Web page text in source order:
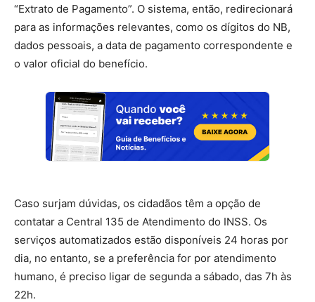
“Extrato de Pagamento”. O sistema, então, redirecionará
para as informações relevantes, como os dígitos do NB,
dados pessoais, a data de pagamento correspondente e
o valor oficial do benefício.
Caso surjam dúvidas, os cidadãos têm a opção de
contatar a Central 135 de Atendimento do INSS. Os
serviços automatizados estão disponíveis 24 horas por
dia, no entanto, se a preferência for por atendimento
humano, é preciso ligar de segunda a sábado, das 7h às
22h.